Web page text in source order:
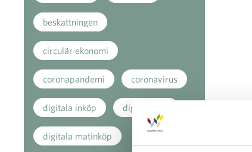
beskattningen
circulär ekonomi
coronapandemi coronavirus
digitala inköp digitala köp
digitala matinköp